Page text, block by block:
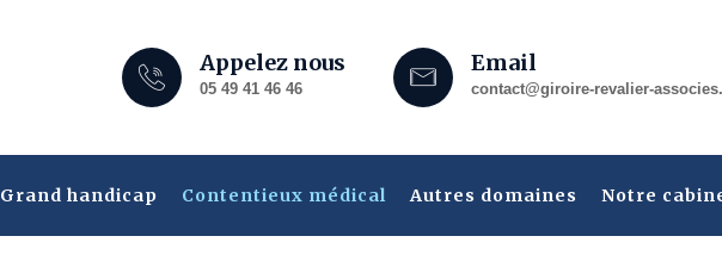
Appelez nous
05 49 41 46 46
Email
contact@giroire-revalier-
Grand handicap Contentieux médical Autres domaines Notre